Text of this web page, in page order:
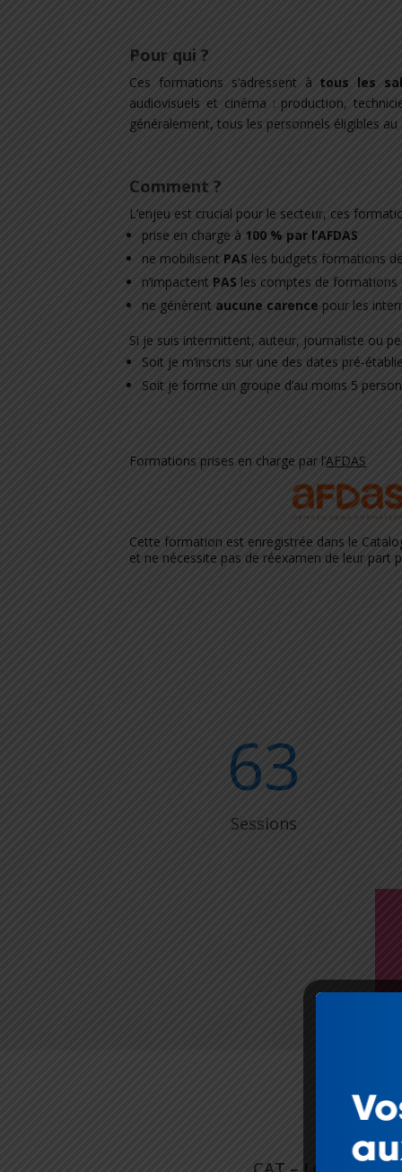
Pour qui ?
Ces formations s’adressent à tous les
audiovisuels et cinéma : production,
généralement, tous les personnels éligibles au
Comment ?
L’enjeu est crucial pour le secteur, ces
prise en charge à 100 % par l’AFDAS
ne mobilisent PAS les budgets formations
n’impactent PAS les comptes de
ne génèrent aucune carence pour les
Si je suis intermittent, auteur, journaliste ou
Soit je m’inscris sur une des dates pré-
Soit je forme un groupe d’au moins 5
Formations prises en charge par l’AFDAS
Cette formation est enregistrée dans le
et ne nécessite pas de réexamen de leur part
63
Sessions